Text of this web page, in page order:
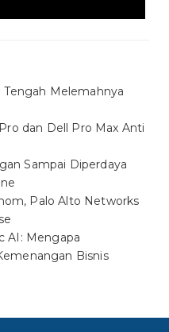
Tengah Melemahnya
dan Dell Pro Max Anti
Sampai Diperdaya
Palo Alto Networks
AI: Mengapa
Bisnis